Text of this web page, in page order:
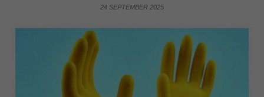
24 SEPTEMBER 2025